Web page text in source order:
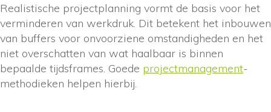
Realistische projectplanning vormt de basis voor het
verminderen van werkdruk. Dit betekent het inbouwen
van buffers voor onvoorziene omstandigheden en het
niet overschatten van wat haalbaar is binnen
bepaalde tijdsframes. Goede projectmanagement-
methodieken helpen hierbij.